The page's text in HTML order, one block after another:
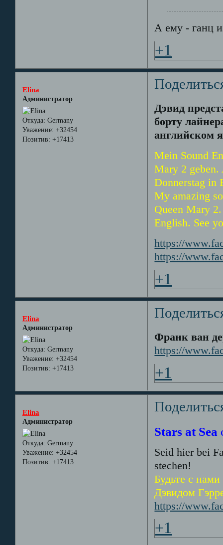
А ему - ганц
+1
Elina
Администратор
Откуда: Germany
Уважение: +32454
Позитив: +17413
Дэвид
борту
английском
Mein Sound
Mary 2 geben.
Donnerstag in
My amazing
Queen Mary
English. See
https://
https://
+1
Elina
Администратор
Откуда: Germany
Уважение: +32454
Позитив: +17413
Франк ван
https://
+1
Elina
Администратор
Откуда: Germany
Уважение: +32454
Позитив: +17413
Stars at Sea
Seid hier bei
stechen!
Будьте с
Дэвидом
https://
+1